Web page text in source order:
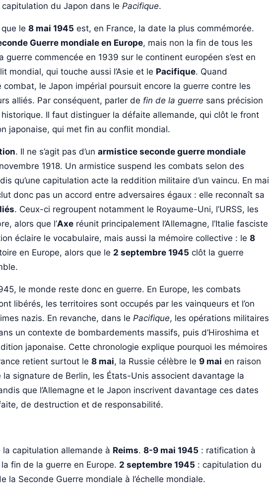
capitulation du Japon dans le Pacifique.
le 8 mai 1945 est, en France, la date la plus commémorée.
Guerre mondiale en Europe, mais non la fin de tous les
guerre commencée en 1939 sur le continent européen s’est en
mondial, qui touche aussi l’Asie et le Pacifique. Quand
combat, le Japon impérial poursuit encore la guerre contre les
alliés. Par conséquent, parler de fin de la guerre sans précision
Il faut distinguer la défaite allemande, qui clôt le front
japonaise, qui met fin au conflit mondial.
. Il ne s’agit pas d’un armistice seconde guerre mondiale
1918. Un armistice suspend les combats selon des
qu’une capitulation acte la reddition militaire d’un vaincu. En mai
donc pas un accord entre adversaires égaux : elle reconnaît sa
. Ceux-ci regroupent notamment le Royaume-Uni, l’URSS, les
alors que l’Axe réunit principalement l’Allemagne, l’Italie fasciste
éclaire le vocabulaire, mais aussi la mémoire collective : le 8
en Europe, alors que le 2 septembre 1945 clôt la guerre
le monde reste donc en guerre. En Europe, les combats
libérés, les territoires sont occupés par les vainqueurs et l’on
nazis. En revanche, dans le Pacifique, les opérations militaires
un contexte de bombardements massifs, puis d’Hiroshima et
japonaise. Cette chronologie explique pourquoi les mémoires
retient surtout le 8 mai, la Russie célèbre le 9 mai en raison
signature de Berlin, les États-Unis associent davantage la
que l’Allemagne et le Japon inscrivent davantage ces dates
de destruction et de responsabilité.
la capitulation allemande à Reims. 8-9 mai 1945 : ratification à
fin de la guerre en Europe. 2 septembre 1945 : capitulation du
la Seconde Guerre mondiale à l’échelle mondiale.